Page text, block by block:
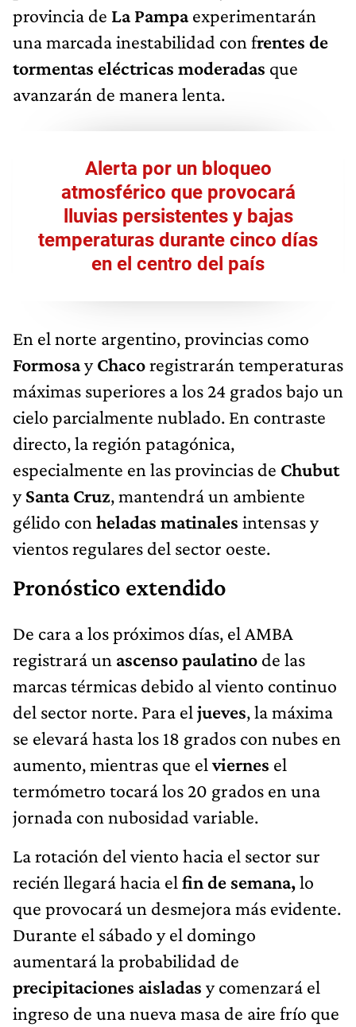
provincia de La Pampaexperimentarán
una marcada inestabilidad con frentes de
tormentas eléctricas moderadas que
avanzarán de manera lenta.
Alerta por un bloqueo
atmosférico que provocará
lluvias persistentes y bajas
temperaturas durante cinco días
en el centro del país
En el norte argentino, provincias como
FormosayChacoregistrarán temperaturas
máximas superiores a los 24 grados bajo un
cielo parcialmente nublado. En contraste
directo, la región patagónica,
especialmente en las provincias de Chubut
ySanta Cruz, mantendrá un ambiente
gélido con heladas matinales intensas y
vientos regulares del sector oeste.
Pronóstico extendido
De cara a los próximos días, el AMBA
registrará un ascenso paulatino de las
marcas térmicas debido al viento continuo
del sector norte. Para el jueves, la máxima
se elevará hasta los 18 grados con nubes en
aumento, mientras que elviernes el
termómetro tocará los 20 grados en una
jornada con nubosidad variable.
La rotación del viento hacia el sector sur
recién llegará hacia el fin de semana,lo
que provocará un desmejora más evidente.
Durante el sábado y el domingo
aumentará la probabilidad de
precipitaciones aisladas y comenzará el
ingreso de una nueva masa de aire frío que